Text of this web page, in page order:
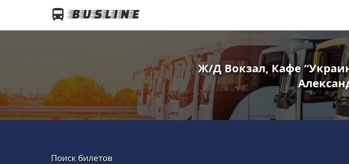
Ж/Д Вокзал, Кафе
Поиск билетов